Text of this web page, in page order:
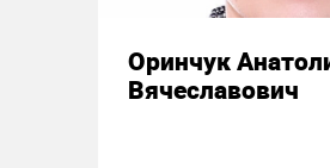
Оринчук
Вячеславович